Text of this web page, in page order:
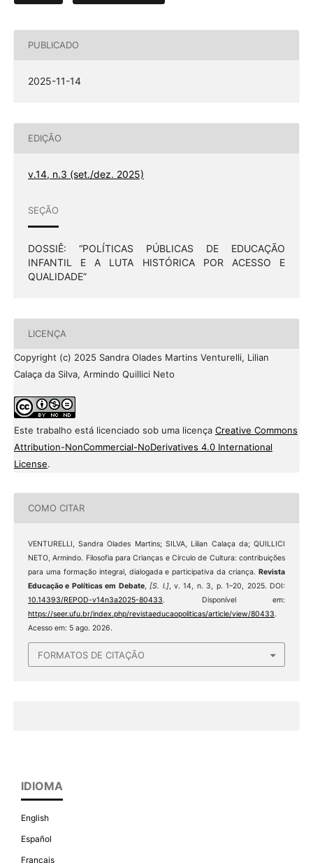
PUBLICADO
2025-11-14
EDIÇÃO
v.14, n.3 (set./dez. 2025)
SEÇÃO
DOSSIÊ: “POLÍTICAS PÚBLICAS DE EDUCAÇÃO
INFANTIL E A LUTA HISTÓRICA POR ACESSO E
QUALIDADE”
LICENÇA
Copyright (c) 2025 Sandra Olades Martins Venturelli, Lilian
Calaça da Silva, Armindo Quillici Neto
Este trabalho está licenciado sob uma licença Creative Commons
Attribution-NonCommercial-NoDerivatives 4.0 International
License.
COMO CITAR
VENTURELLI, Sandra Olades Martins; SILVA, Lilian Calaça da; QUILLICI
NETO, Armindo. Filosofia para Crianças e Círculo de Cultura: contribuições
para uma formação integral, dialogada e participativa da criança.Revista
Educação e Políticas em Debate,[S. l.], v. 14, n. 3, p. 1–20, 2025. DOI:
10.14393/REPOD-v14n3a2025-80433. Disponível em:
https://seer.ufu.br/index.php/revistaeducaopoliticas/article/view/80433.
Acesso em: 5 ago. 2026.
FORMATOS DE CITAÇÃO
IDIOMA
English
Español
Français